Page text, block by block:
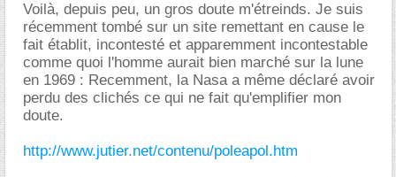
Voilà, depuis peu, un gros doute m'étreinds. Je suis
récemment tombé sur un site remettant en cause le
fait établit, incontesté et apparemment incontestable
comme quoi l'homme aurait bien marché sur la lune
en 1969 : Recemment, la Nasa a même déclaré avoir
perdu des clichés ce qui ne fait qu'emplifier mon
doute.
http://www.jutier.net/contenu/poleapol.htm